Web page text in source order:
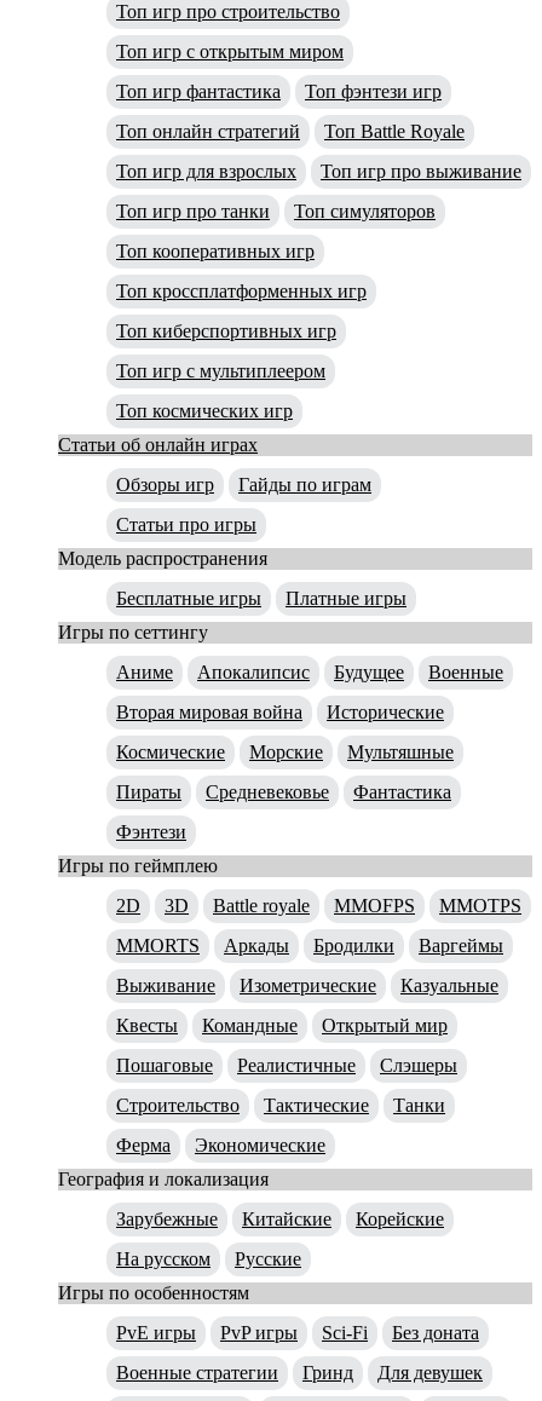
Топ игр про строительство
Топ игр с открытым миром
Топ игр фантастика
Топ фэнтези игр
Топ онлайн стратегий
Топ Battle Royale
Топ игр для взрослых
Топ игр про выживание
Топ игр про танки
Топ симуляторов
Топ кооперативных игр
Топ кроссплатформенных игр
Топ киберспортивных игр
Топ игр с мультиплеером
Топ космических игр
Статьи об онлайн играх
Обзоры игр
Гайды по играм
Статьи про игры
Модель распространения
Бесплатные игры
Платные игры
Игры по сеттингу
Аниме
Апокалипсис Будущее
Военные
Вторая мировая война
Исторические
Космические
Морские
Мультяшные
Пираты
Средневековье
Фантастика
Фэнтези
Игры по геймплею
2D
3D Battle royale MMOFPS
MMOTPS
MMORTS
Аркады Бродилки
Варгеймы
Выживание
Изометрические
Казуальные
Квесты
Командные
Открытый мир
Пошаговые
Реалистичные
Слэшеры
Строительство
Тактические
Танки
Ферма
Экономические
География и локализация
Зарубежные
Китайские
Корейские
На русском
Русские
Игры по особенностям
PvE игры
PvP игры Sci-Fi
Без доната
Военные стратегии
Гринд
Для девушек